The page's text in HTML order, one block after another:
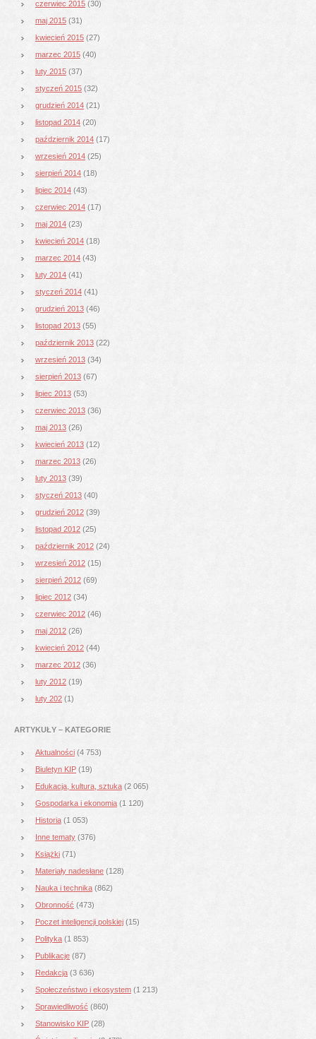
czerwiec 2015 (30)
maj 2015 (31)
kwiecień 2015 (27)
marzec 2015 (40)
luty 2015 (37)
styczeń 2015 (32)
grudzień 2014 (21)
listopad 2014 (20)
październik 2014 (17)
wrzesień 2014 (25)
sierpień 2014 (18)
lipiec 2014 (43)
czerwiec 2014 (17)
maj 2014 (23)
kwiecień 2014 (18)
marzec 2014 (43)
luty 2014 (41)
styczeń 2014 (41)
grudzień 2013 (46)
listopad 2013 (55)
październik 2013 (22)
wrzesień 2013 (34)
sierpień 2013 (67)
lipiec 2013 (53)
czerwiec 2013 (36)
maj 2013 (26)
kwiecień 2013 (12)
marzec 2013 (26)
luty 2013 (39)
styczeń 2013 (40)
grudzień 2012 (39)
listopad 2012 (25)
październik 2012 (24)
wrzesień 2012 (15)
sierpień 2012 (69)
lipiec 2012 (34)
czerwiec 2012 (46)
maj 2012 (26)
kwiecień 2012 (44)
marzec 2012 (36)
luty 2012 (19)
luty 202 (1)
ARTYKUŁY – KATEGORIE
Aktualności (4 753)
Biuletyn KIP (19)
Edukacja, kultura, sztuka (2 065)
Gospodarka i ekonomia (1 120)
Historia (1 053)
Inne tematy (376)
Książki (71)
Materiały nadesłane (128)
Nauka i technika (862)
Obronność (473)
Poczet inteligencji polskiej (15)
Polityka (1 853)
Publikacje (87)
Redakcja (3 636)
Społeczeństwo i ekosystem (1 213)
Sprawiedliwość (860)
Stanowisko KIP (28)